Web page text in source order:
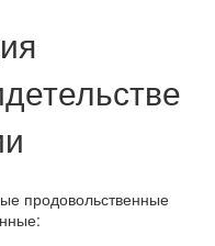
продовольственные